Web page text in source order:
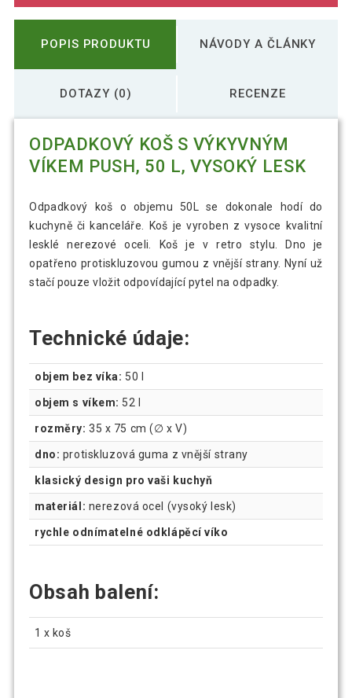
POPIS PRODUKTU NÁVODY A ČLÁNKY
DOTAZY (0) RECENZE
ODPADKOVÝ KOŠ S VÝKYVNÝM
VÍKEM PUSH, 50 L, VYSOKÝ LESK
Odpadkový koš o objemu 50L se dokonale hodí do
kuchyně či kanceláře. Koš je vyroben z vysoce kvalitní
lesklé nerezové oceli. Koš je v retro stylu. Dno je
opatřeno protiskluzovou gumou z vnější strany. Nyní už
stačí pouze vložit odpovídající pytel na odpadky.
Technické údaje:
objem bez víka: 50 l
objem s víkem: 52 l
rozměry: 35 x 75 cm (∅ x V)
dno: protiskluzová guma z vnější strany
klasický design pro vaši kuchyň
materiál: nerezová ocel (vysoký lesk)
rychle odnímatelné odklápěcí víko
Obsah balení:
1 x koš